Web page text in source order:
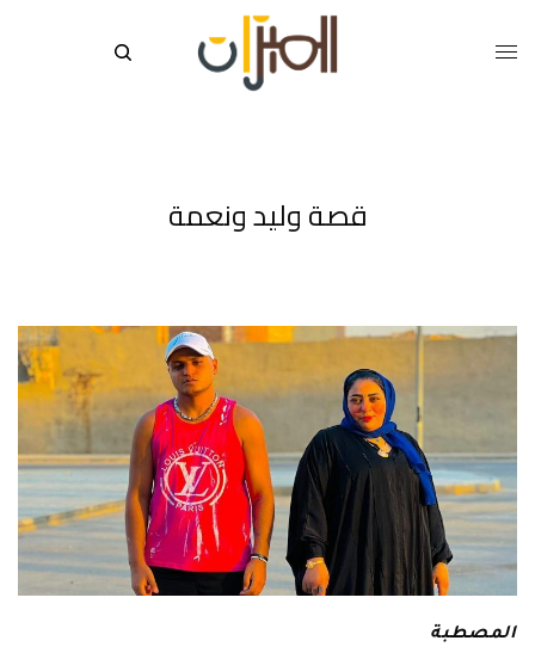
قصة وليد ونعمة
المصطبة